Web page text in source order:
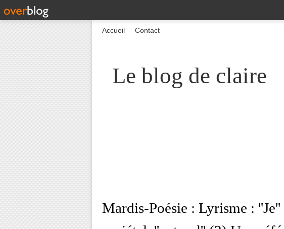
Le blog de claire
Accueil Contact
Mardis-Poésie : Lyrisme :